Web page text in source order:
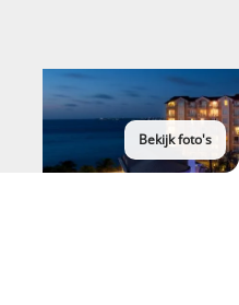
Bekijk foto's